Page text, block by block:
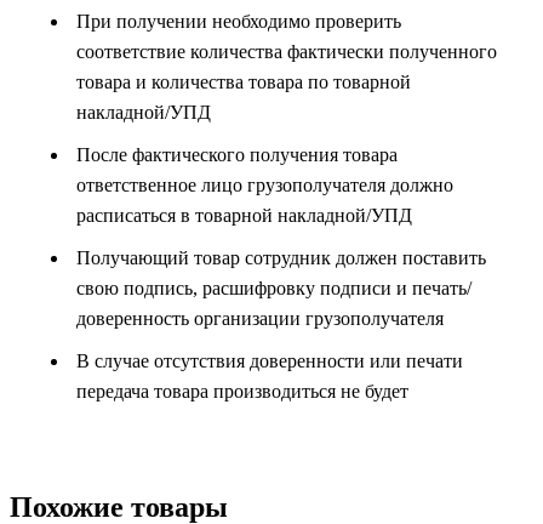
При получении необходимо проверить
соответствие количества фактически полученного
товара и количества товара по товарной
накладной/УПД
После фактического получения товара
ответственное лицо грузополучателя должно
расписаться в товарной накладной/УПД
Получающий товар сотрудник должен поставить
свою подпись, расшифровку подписи и печать/
доверенность организации грузополучателя
В случае отсутствия доверенности или печати
передача товара производиться не будет
Похожие товары